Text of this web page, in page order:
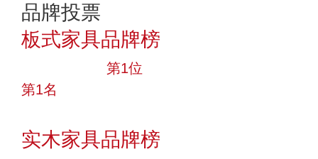
品牌投票
板式家具品牌榜
第1位
第1名
实木家具品牌榜